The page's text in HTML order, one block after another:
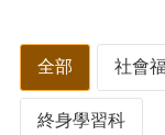
營
養
午
餐
全部 社會
終身學習科